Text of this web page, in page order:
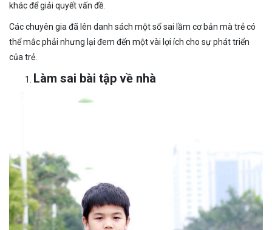
khác để giải quyết vấn đề.
Các chuyên gia đã lên danh sách một số sai lầm cơ bản mà trẻ có
thể mắc phải nhưng lại đem đến một vài lợi ích cho sự phát triển
của trẻ.
Làm sai bài tập về nhà